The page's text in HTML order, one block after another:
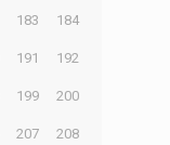
183 184
191 192
199 200
207 208